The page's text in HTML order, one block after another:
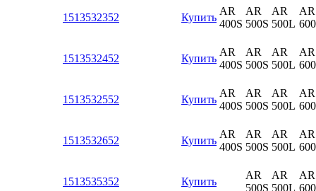
1513532352 Купить
AR
400S
AR
500S
AR
500L
AR
1513532452 Купить
AR
400S
AR
500S
AR
500L
AR
1513532552 Купить
AR
400S
AR
500S
AR
500L
AR
1513532652 Купить
AR
400S
AR
500S
AR
500L
AR
1513535352 Купить
AR
500S
AR
500L
AR